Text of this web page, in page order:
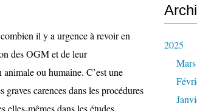
il y a urgence à revoir en
des OGM et de leur
ou humaine. C’est une
carences dans les procédures
elles-mêmes dans les études
2025
Mars